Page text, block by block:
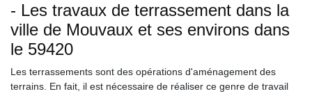
- Les travaux de terrassement dans la
ville de Mouvaux et ses environs dans
le 59420
Les terrassements sont des opérations d'aménagement des
terrains. En fait, il est nécessaire de réaliser ce genre de travail